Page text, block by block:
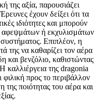
της αξία, παρουσιάζει
έχουν δείξει ότι τα
ιδιότητες και μπορούν
αφεψμάτων ή εκχυλισμάτων
συστήματος. Επιπλέον, η
της να καθαρίζει τον αέρα
και βενζόλιο, καθιστώντας
καλλιέργεια της dragonia
φιλική προς το περιβάλλον
ποιότητας του αέρα και